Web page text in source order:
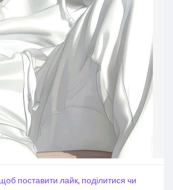
щоб поставити лайк, поділитися чи